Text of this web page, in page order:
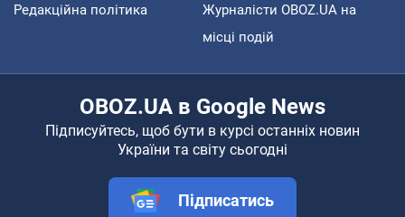
Редакційна політика
Журналісти OBOZ.UA на
місці подій
OBOZ.UA в Google News
Підписуйтесь, щоб бути в курсі останніх новин
України та світу сьогодні
Підписатись